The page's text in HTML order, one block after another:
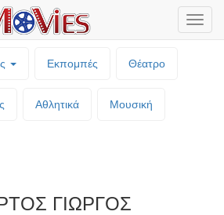
Εκπομπές Θέατρο
Αθλητικά Μουσική
ΓΙΩΡΓΟΣ